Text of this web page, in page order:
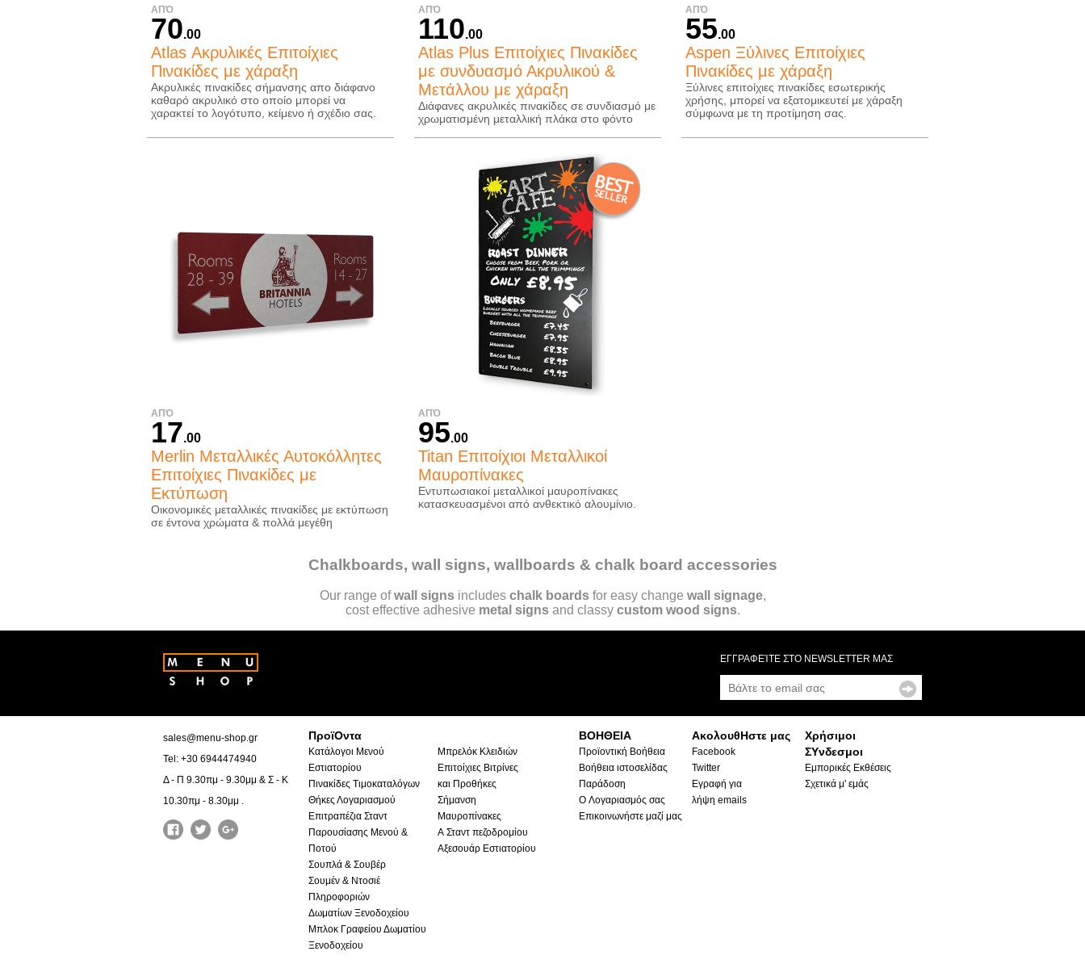
ΑΠΌ
70.00
Atlas Ακρυλικές Επιτοίχιες
Πινακίδες με χάραξη
Ακρυλικές πινακίδες σήμανσης απο διάφανο
καθαρό ακρυλικό στο οποίο μπορεί να
χαρακτεί το λογότυπο, κείμενο ή σχέδιο σας.
ΑΠΌ
110.00
Atlas Plus Επιτοίχιες Πινακίδες
με συνδυασμό Ακρυλικού &
Μετάλλου με χάραξη
Διάφανες ακρυλικές πινακίδες σε συνδιασμό με
χρωματισμένη μεταλλική πλάκα στο φόντο
ΑΠΌ
55.00
Aspen Ξύλινες Επιτοίχιες
Πινακίδες με χάραξη
Ξύλινες επιτοίχιες πινακίδες εσωτερικής
χρήσης, μπορεί να εξατομικευτεί με χάραξη
σύμφωνα με τη προτίμηση σας.
ΑΠΌ
17.00
Merlin Μεταλλικές Αυτοκόλλητες
Επιτοίχιες Πινακίδες με
Εκτύπωση
Οικονομικές μεταλλικές πινακίδες με εκτύπωση
σε έντονα χρώματα & πολλά μεγέθη
ΑΠΌ
95.00
Titan Επιτοίχιοι Μεταλλικοί
Μαυροπίνακες
Εντυπωσιακοί μεταλλικοί μαυροπίνακες
κατασκευασμένοι από ανθεκτικό αλουμίνιο.
Chalkboards, wall signs, wallboards & chalk board accessories
Our range ofwall signsincludes chalk boardsfor easy change wall signage,
cost effective adhesive metal signsand classy custom wood signs.
ΕΓΓΡΑΦΕΊΤΕ ΣΤΟ NEWSLETTER ΜΑΣ
sales@menu-shop.gr
Tel: +30 6944474940
Δ - Π 9.30πμ - 9.30μμ & Σ - Κ
10.30πμ - 8.30μμ .
ΠροϊΟντα
Κατάλογοι Μενού
Εστιατορίου
Πινακίδες Τιμοκαταλόγων
Θήκες Λογαριασμού
Επιτραπέζια Σταντ
Παρουσίασης Μενού &
Ποτού
Σουπλά & Σουβέρ
Σουμέν & Ντοσιέ
Πληροφοριών
Δωματίων Ξενοδοχείου
Μπλοκ Γραφείου Δωματίου
Ξενοδοχείου
Μπρελόκ Κλειδιών
Επιτοίχιες Βιτρίνες
και Προθήκες
Σήμανση
Μαυροπίνακες
Α Σταντ πεζοδρομίου
Αξεσουάρ Εστιατορίου
ΒΟΗΘΕΙΑ
Προϊοντική Βοήθεια
Βοήθεια ιστοσελίδας
Παράδοση
Ο Λογαριασμός σας
Επικοινωνήστε μαζί μας
ΑκολουθΗστε μας
Facebook
Twitter
Εγραφή για
λήψη emails
Χρήσιμοι
ΣΥνδεσμοι
Εμπορικές Εκθέσεις
Σχετικά μ' εμάς